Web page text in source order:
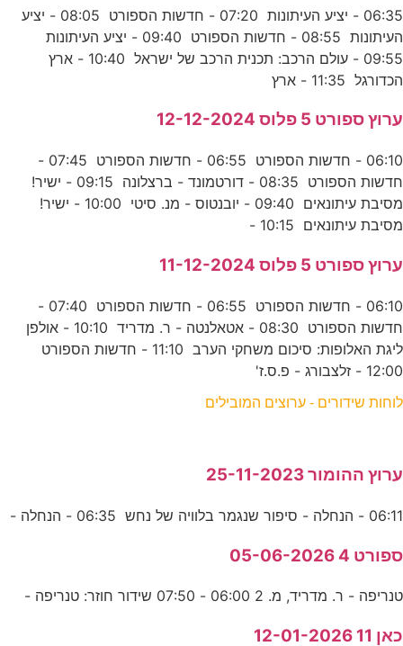
06:35 - יציע העיתונות 07:20 - חדשות הספורט 08:05 - יציע
העיתונות 08:55 - חדשות הספורט 09:40 - יציע העיתונות
09:55 - עולם הרכב: תכנית הרכב של ישראל 10:40 - ארץ
הכדורגל 11:35 - ארץ
ערוץ ספורט 5 פלוס 12-12-2024
06:10 - חדשות הספורט 06:55 - חדשות הספורט 07:45 -
חדשות הספורט 08:35 - דורטמונד - ברצלונה 09:15 - ישיר!
מסיבת עיתונאים 09:40 - יובנטוס - מנ. סיטי 10:00 - ישיר!
מסיבת עיתונאים 10:15 -
ערוץ ספורט 5 פלוס 11-12-2024
06:10 - חדשות הספורט 06:55 - חדשות הספורט 07:40 -
חדשות הספורט 08:30 - אטאלנטה - ר. מדריד 10:10 - אולפן
ליגת האלופות: סיכום משחקי הערב 11:10 - חדשות הספורט
12:00 - זלצבורג - פ.ס.ז'
לוחות שידורים - ערוצים המובילים
ערוץ ההומור 25-11-2023
06:11 - הנחלה - סיפור שנגמר בלוויה של נחש 06:35 - הנחלה -
ספורט 4 05-06-2026
טנריפה - ר. מדריד, מ. 2 06:00 - 07:50 שידור חוזר: טנריפה -
כאן 11 12-01-2026